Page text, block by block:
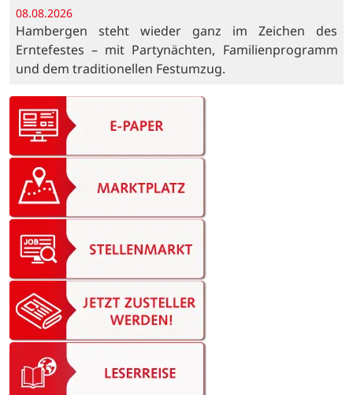
08.08.2026
Hambergen steht wieder ganz im Zeichen des
Erntefestes – mit Partynächten, Familienprogramm
und dem traditionellen Festumzug.